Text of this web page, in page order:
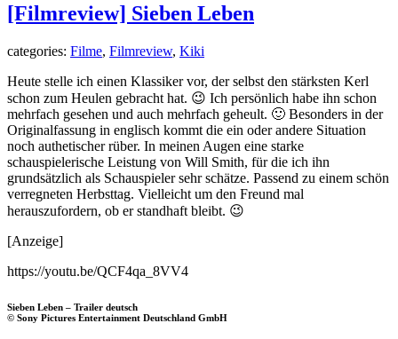
[Filmreview] Sieben Leben
categories: Filme, Filmreview, Kiki
Heute stelle ich einen Klassiker vor, der selbst den stärksten Kerl
schon zum Heulen gebracht hat. 😉 Ich persönlich habe ihn schon
mehrfach gesehen und auch mehrfach geheult. 🙂 Besonders in der
Originalfassung in englisch kommt die ein oder andere Situation
noch authetischer rüber. In meinen Augen eine starke
schauspielerische Leistung von Will Smith, für die ich ihn
grundsätzlich als Schauspieler sehr schätze. Passend zu einem schön
verregneten Herbsttag. Vielleicht um den Freund mal
herauszufordern, ob er standhaft bleibt. 😉
[Anzeige]
https://youtu.be/QCF4qa_8VV4
Sieben Leben – Trailer deutsch
© Sony Pictures Entertainment Deutschland GmbH